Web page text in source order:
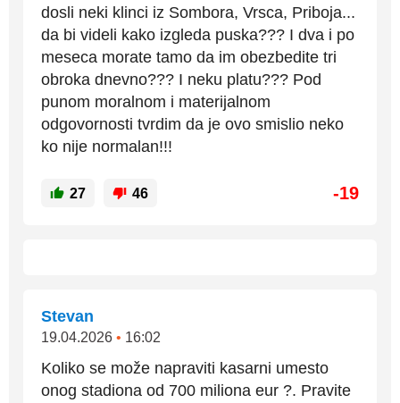
dosli neki klinci iz Sombora, Vrsca, Priboja...
da bi videli kako izgleda puska??? I dva i po
meseca morate tamo da im obezbedite tri
obroka dnevno??? I neku platu??? Pod
punom moralnom i materijalnom
odgovornosti tvrdim da je ovo smislio neko
ko nije normalan!!!
27 46 -19
Stevan
19.04.2026 • 16:02
Koliko se može napraviti kasarni umesto
onog stadiona od 700 miliona eur ?. Pravite